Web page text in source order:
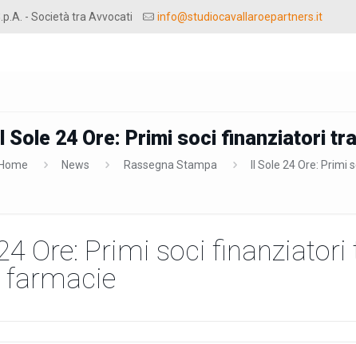
- Società tra Avvocati info@studiocavallaroepartners.it
Il Sole 24 Ore: Primi soci finanziatori
Home News Rassegna Stampa Il Sole 24 Ore:
Ore: Primi soci finanziatori
farmacie